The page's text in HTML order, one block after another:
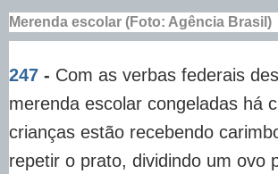
Merenda escolar (Foto: Agência Brasil)
247 - Com as verbas federais
merenda escolar congeladas há
crianças estão recebendo
repetir o prato, dividindo um ovo